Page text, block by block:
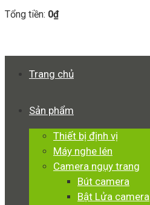
Tổng tiền: 0₫
Trang chủ
Sản phẩm
Thiết bị định vị
Máy nghe lén
Camera ngụy trang
Bút camera
Bật Lửa camera